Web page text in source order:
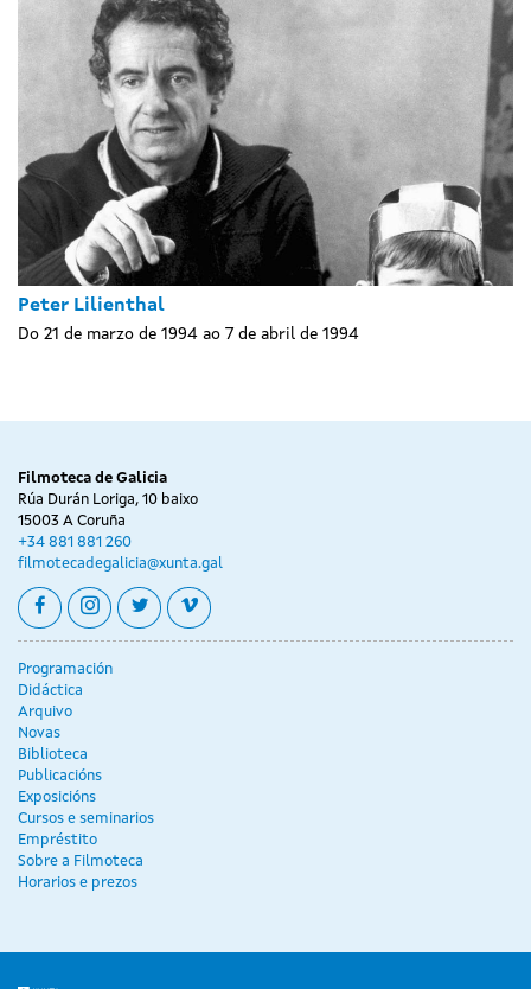
Peter Lilienthal
Do 21 de marzo de 1994 ao 7 de abril de 1994
Filmoteca de Galicia
Rúa Durán Loriga, 10 baixo
15003 A Coruña
+34 881 881 260
filmotecadegalicia@xunta.gal
facebookinstagram
twittervimeo
Programación
Didáctica
Arquivo
Novas
Biblioteca
Publicacións
Exposicións
Cursos e seminarios
Empréstito
Sobre a Filmoteca
Horarios e prezos